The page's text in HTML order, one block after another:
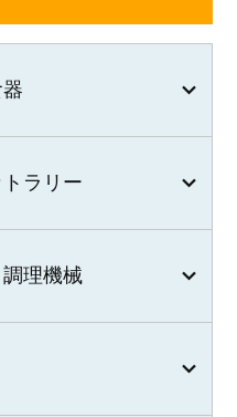
ラリー
理機械